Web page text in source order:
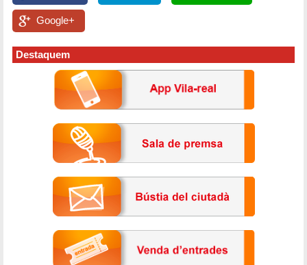
Google+
Destaquem